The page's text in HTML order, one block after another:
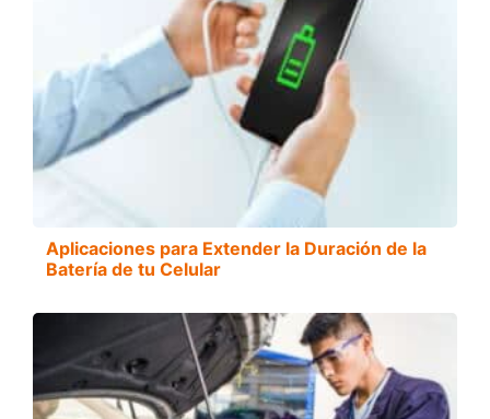
Aplicaciones para Extender la Duración de la
Batería de tu Celular